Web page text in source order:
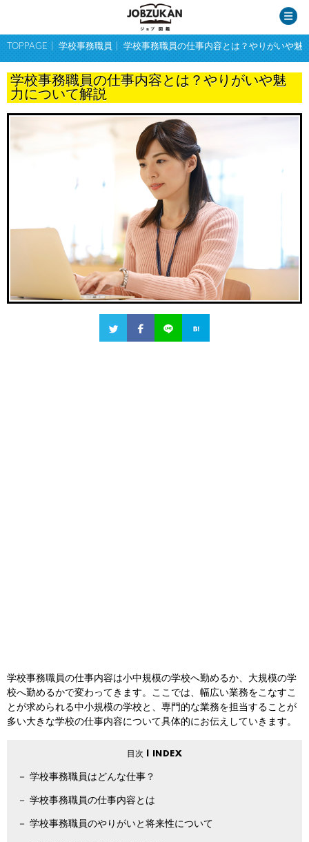
TOPPAGE 学校事務職員 学校事務職員の仕事内容とは？やりがいや魅
学校事務職員の仕事内容とは？やりがいや魅
力について解説
学校事務職員の仕事内容は小中規模の学校へ勤めるか、大規模の学
校へ勤めるかで変わってきます。ここでは、幅広い業務をこなすこ
とが求められる中小規模の学校と、専門的な業務を担当することが
多い大きな学校の仕事内容について具体的にお伝えしていきます。
学校事務職員はどんな仕事？
学校事務職員の仕事内容とは
学校事務職員のやりがいと将来性について